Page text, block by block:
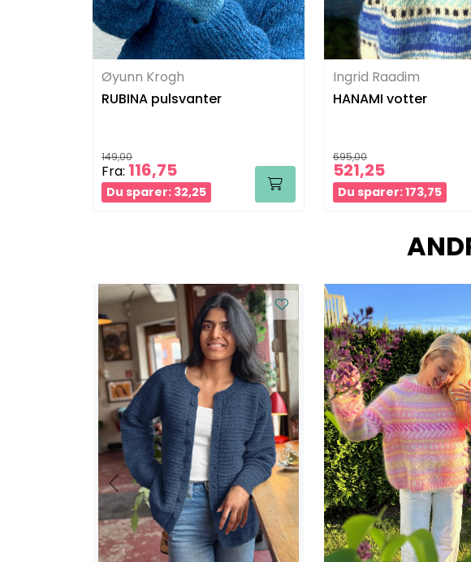
Øyunn Krogh
RUBINA pulsvanter
149,00
Fra: 116,75
Du sparer: 32,25
Ingrid Raadim
HANAMI votter
695,00
521,25
Du sparer: 173,75